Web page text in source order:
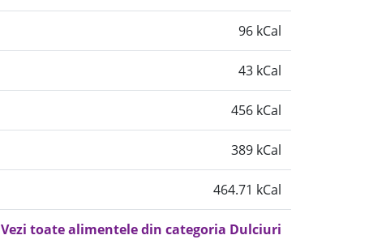
96 kCal
43 kCal
456 kCal
389 kCal
464.71 kCal
Vezi toate alimentele din categoria Dulciuri